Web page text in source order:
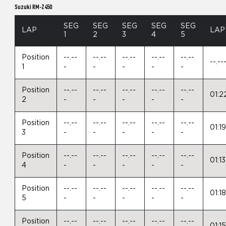
Suzuki RM-Z450
LAP
SEG
1
SEG
2
SEG
3
SEG
4
SEG
5
Position
1
--.--
-
--.--
-
--.--
-
--.--
-
--.--
-
--
Position
2
--.--
-
--.--
-
--.--
-
--.--
-
--.--
-
Position
3
--.--
-
--.--
-
--.--
-
--.--
-
--.--
-
Position
4
--.--
-
--.--
-
--.--
-
--.--
-
--.--
-
Position
5
--.--
-
--.--
-
--.--
-
--.--
-
--.--
-
Position
--.--
--.--
--.--
--.--
--.--